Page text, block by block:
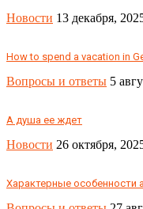
Новости 13 декабря,
How to spend a vacation in
Вопросы и ответы 5
А душа ее ждет
Новости 26 октября,
Характерные особенности